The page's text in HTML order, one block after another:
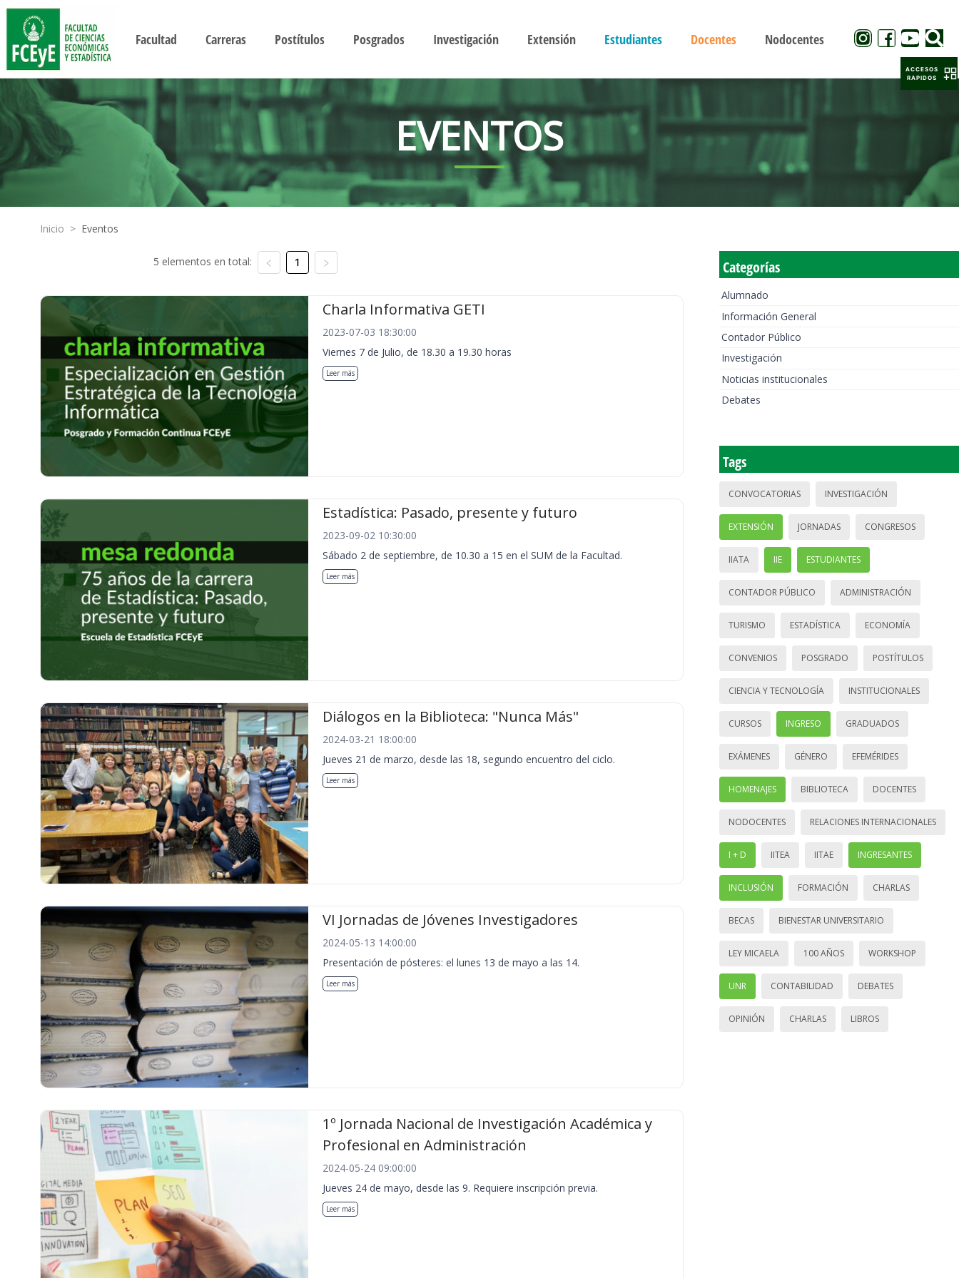
Facultad Carreras Postítulos Posgrados Investigación Extensión Estudiantes Docentes Nodocentes
EVENTOS
Inicio > Eventos
5 elementos en total: 1
Charla Informativa GETI
2023-07-03 18:30:00
Viernes 7 de Julio, de 18.30 a 19.30 horas
Leer más
Estadística: Pasado, presente y futuro
2023-09-02 10:30:00
Sábado 2 de septiembre, de 10.30 a 15 en el SUM de la Facultad.
Leer más
Diálogos en la Biblioteca: "Nunca Más"
2024-03-21 18:00:00
Jueves 21 de marzo, desde las 18, segundo encuentro del ciclo.
Leer más
VI Jornadas de Jóvenes Investigadores
2024-05-13 14:00:00
Presentación de pósteres: el lunes 13 de mayo a las 14.
Leer más
1º Jornada Nacional de Investigación Académica y
Profesional en Administración
2024-05-24 09:00:00
Jueves 24 de mayo, desde las 9. Requiere inscripción previa.
Leer más
Categorías
Alumnado
Información General
Contador Público
Investigación
Noticias institucionales
Debates
Tags
CONVOCATORIAS INVESTIGACIÓN
EXTENSIÓN JORNADAS CONGRESOS
IIATA IIE ESTUDIANTES
CONTADOR PÚBLICO ADMINISTRACIÓN
TURISMO ESTADÍSTICA ECONOMÍA
CONVENIOS POSGRADO POSTÍTULOS
CIENCIA Y TECNOLOGÍA INSTITUCIONALES
CURSOS INGRESO GRADUADOS
EXÁMENES GÉNERO EFEMÉRIDES
HOMENAJES BIBLIOTECA DOCENTES
NODOCENTES RELACIONES INTERNACIONALES
I + D IITEA IITAE INGRESANTES
INCLUSIÓN FORMACIÓN CHARLAS
BECAS BIENESTAR UNIVERSITARIO
LEY MICAELA 100 AÑOS WORKSHOP
UNR CONTABILIDAD DEBATES
OPINIÓN CHARLAS LIBROS
ACCESOS
RAPIDOS